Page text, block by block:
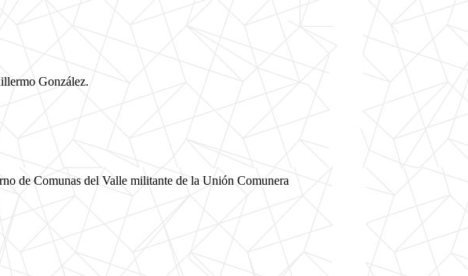
González.
de Comunas del Valle militante de la Unión Comunera